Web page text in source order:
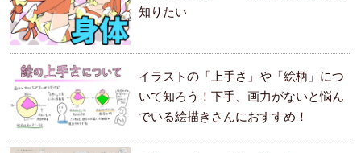
知りたい
イラストの「上手さ」や「絵柄」につ
いて知ろう！下手、画力がないと悩ん
でいる絵描きさんにおすすめ！